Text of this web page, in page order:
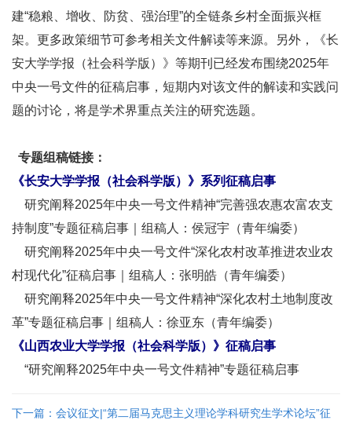
建“稳粮、增收、防贫、强治理”的全链条乡村全面振兴框
架。更多政策细节可参考相关文件解读等来源。另外，《长
安大学学报（社会科学版）》等期刊已经发布围绕2025年
中央一号文件的征稿启事，短期内对该文件的解读和实践问
题的讨论，将是学术界重点关注的研究选题。
专题组稿链接：
《长安大学学报（社会科学版）》系列征稿启事
研究阐释2025年中央一号文件精神“完善强农惠农富农支
持制度”专题征稿启事｜组稿人：侯冠宇（青年编委）
研究阐释2025年中央一号文件“深化农村改革推进农业农
村现代化”征稿启事｜组稿人：张明皓（青年编委）
研究阐释2025年中央一号文件精神“深化农村土地制度改
革”专题征稿启事｜组稿人：徐亚东（青年编委）
《山西农业大学学报（社会科学版）》征稿启事
“研究阐释2025年中央一号文件精神”专题征稿启事
下一篇：会议征文|“第二届马克思主义理论学科研究生学术论坛”征